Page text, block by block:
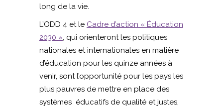
long de la vie.
L’ODD 4 et le Cadre d’action « Éducation
2030 », qui orienteront les politiques
nationales et internationales en matière
d’éducation pour les quinze années à
venir, sont l’opportunité pour les pays les
plus pauvres de mettre en place des
systèmes éducatifs de qualité et justes,